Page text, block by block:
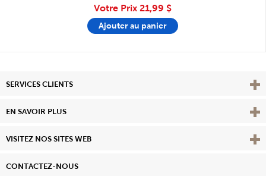
Votre Prix 21,99 $
Ajouter au panier
SERVICES CLIENTS
EN SAVOIR PLUS View
VISITEZ NOS SITES WEB
CONTACTEZ-NOUS